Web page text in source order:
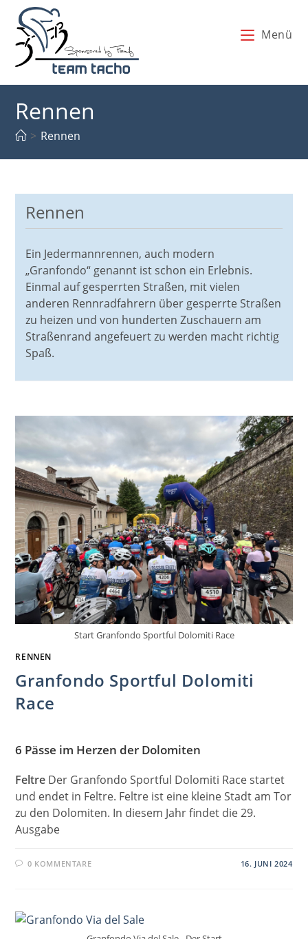
Inhalt
springen
Menü
Rennen
> Rennen
Rennen
Ein Jedermannrennen, auch modern
„Granfondo“ genannt ist schon ein Erlebnis.
Einmal auf gesperrten Straßen, mit vielen
anderen Rennradfahrern über gesperrte Straßen
zu heizen und von hunderten Zuschauern am
Straßenrand angefeuert zu werden macht richtig
Spaß.
Start Granfondo Sportful Dolomiti Race
RENNEN
Granfondo Sportful Dolomiti
Race
6 Pässe im Herzen der Dolomiten
Feltre Der Granfondo Sportful Dolomiti Race startet
und endet in Feltre. Feltre ist eine kleine Stadt am Tor
zu den Dolomiten. In diesem Jahr findet die 29.
Ausgabe
0 KOMMENTARE 16. JUNI 2024